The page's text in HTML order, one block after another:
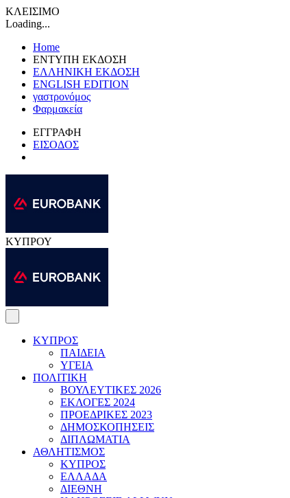
ΚΛΕΙΣΙΜΟ
Loading...
Home
ΕΝΤΥΠΗ ΕΚΔΟΣΗ
ΕΛΛΗΝΙΚΗ ΕΚΔΟΣΗ
ENGLISH EDITION
γαστρονόμος
Φαρμακεία
ΕΓΓΡΑΦΗ
ΕΙΣΟΔΟΣ
ΚΥΠΡΟΥ
ΚΥΠΡΟΣ
ΠΑΙΔΕΙΑ
ΥΓΕΙΑ
ΠΟΛΙΤΙΚΗ
ΒΟΥΛΕΥΤΙΚΕΣ 2026
ΕΚΛΟΓΕΣ 2024
ΠΡΟΕΔΡΙΚΕΣ 2023
ΔΗΜΟΣΚΟΠΗΣΕΙΣ
ΔΙΠΛΩΜΑΤΙΑ
ΑΘΛΗΤΙΣΜΟΣ
ΚΥΠΡΟΣ
ΕΛΛΑΔΑ
ΔΙΕΘΝΗ